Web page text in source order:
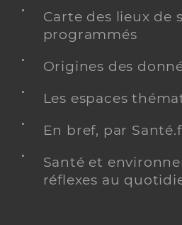
Carte des lieux de
programmés
Origines des
Les espaces
En bref, par
Santé et
réflexes au